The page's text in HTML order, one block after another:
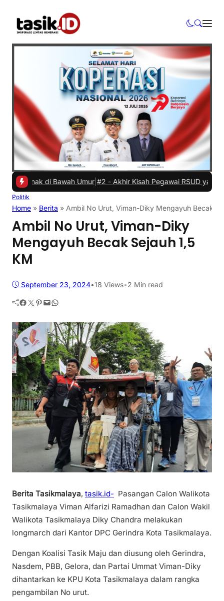
di Bawah Umur|#2 -Akhir Kisah Pegawai RSUD yang Viral Hina
Politik
Home » Berita » Ambil No Urut, Viman-Diky Mengayuh Becak
Ambil No Urut, Viman-Diky
Mengayuh Becak Sejauh 1,5
KM
September 23, 2024•18 Views•2 Min read
Facebook Twitter Pinterest Mail WhatsApp
Berita Tasikmalaya, tasik.id- Pasangan Calon Walikota
Tasikmalaya Viman Alfarizi Ramadhan dan Calon Wakil
Walikota Tasikmalaya Diky Chandra melakukan
longmarch dari Kantor DPC Gerindra Kota Tasikmalaya.
Dengan Koalisi Tasik Maju dan diusung oleh Gerindra,
Nasdem, PBB, Gelora, dan Partai Ummat Viman-Diky
dihantarkan ke KPU Kota Tasikmalaya dalam rangka
pengambilan No urut.